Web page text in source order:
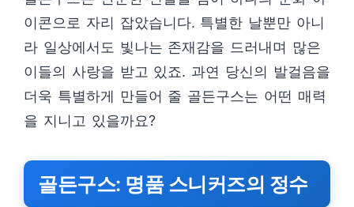
이콘으로 자리 잡았습니다. 특별한 날뿐만 아니
라 일상에서도 빛나는 존재감을 드러내며 많은
이들의 사랑을 받고 있죠. 과연 당신의 발걸음을
더욱 특별하게 만들어 줄 골든구스는 어떤 매력
을 지니고 있을까요?
골든구스: 명품 스니커즈의 정수